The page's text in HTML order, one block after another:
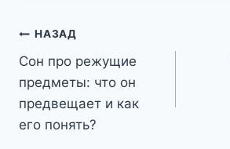
Навигация
по
записям
НАЗАД
Сон про режущие
предметы: что он
предвещает и как
его понять?